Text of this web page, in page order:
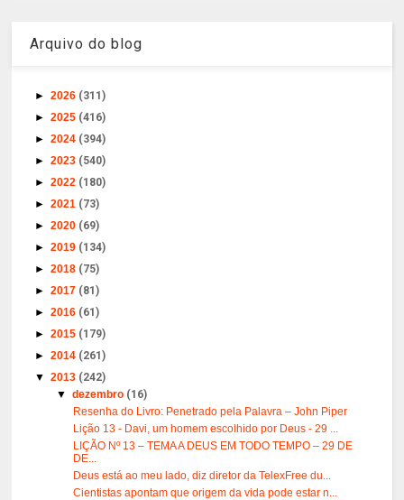
Arquivo do blog
►2026 (311)
►2025 (416)
►2024 (394)
►2023 (540)
►2022 (180)
►2021 (73)
►2020 (69)
►2019 (134)
►2018 (75)
►2017 (81)
►2016 (61)
►2015 (179)
►2014 (261)
▼2013 (242)
▼dezembro (16)
Resenha do Livro: Penetrado pela Palavra – John Piper
Lição 13 - Davi, um homem escolhido por Deus - 29 ...
LIÇÃO Nº 13 – TEMA A DEUS EM TODO TEMPO – 29 DE
DE...
Deus está ao meu lado, diz diretor da TelexFree du...
Cientistas apontam que origem da vida pode estar n...